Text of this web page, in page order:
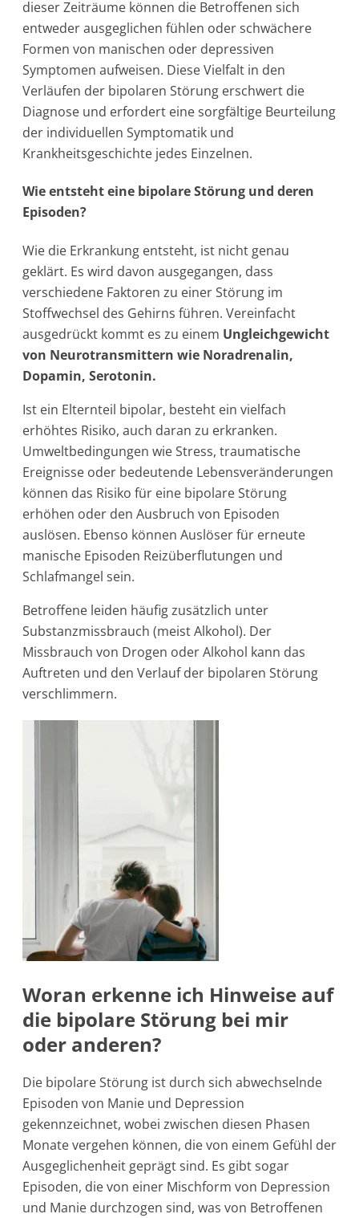
dieser Zeiträume können die Betroffenen sich
entweder ausgeglichen fühlen oder schwächere
Formen von manischen oder depressiven
Symptomen aufweisen. Diese Vielfalt in den
Verläufen der bipolaren Störung erschwert die
Diagnose und erfordert eine sorgfältige Beurteilung
der individuellen Symptomatik und
Krankheitsgeschichte jedes Einzelnen.
Wie entsteht eine bipolare Störung und deren
Episoden?
Wie die Erkrankung entsteht, ist nicht genau
geklärt. Es wird davon ausgegangen, dass
verschiedene Faktoren zu einer Störung im
Stoffwechsel des Gehirns führen. Vereinfacht
ausgedrückt kommt es zu einem Ungleichgewicht
von Neurotransmittern wie Noradrenalin,
Dopamin, Serotonin.
Ist ein Elternteil bipolar, besteht ein vielfach
erhöhtes Risiko, auch daran zu erkranken.
Umweltbedingungen wie Stress, traumatische
Ereignisse oder bedeutende Lebensveränderungen
können das Risiko für eine bipolare Störung
erhöhen oder den Ausbruch von Episoden
auslösen. Ebenso können Auslöser für erneute
manische Episoden Reizüberflutungen und
Schlafmangel sein.
Betroffene leiden häufig zusätzlich unter
Substanzmissbrauch (meist Alkohol). Der
Missbrauch von Drogen oder Alkohol kann das
Auftreten und den Verlauf der bipolaren Störung
verschlimmern.
Woran erkenne ich Hinweise auf
die bipolare Störung bei mir
oder anderen?
Die bipolare Störung ist durch sich abwechselnde
Episoden von Manie und Depression
gekennzeichnet, wobei zwischen diesen Phasen
Monate vergehen können, die von einem Gefühl der
Ausgeglichenheit geprägt sind. Es gibt sogar
Episoden, die von einer Mischform von Depression
und Manie durchzogen sind, was von Betroffenen